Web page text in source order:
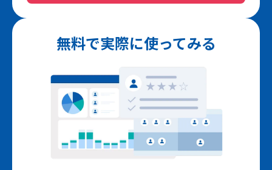
無料で実際に使ってみる